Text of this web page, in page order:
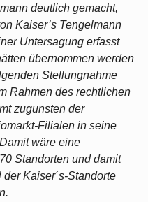
deutlich gemacht,
Kaiser’s Tengelmann
Untersagung erfasst
übernommen werden
Stellungnahme
Rahmen des rechtlichen
zugunsten der
Filialen in seine
wäre eine
Standorten und damit
Kaiser´s-Standorte